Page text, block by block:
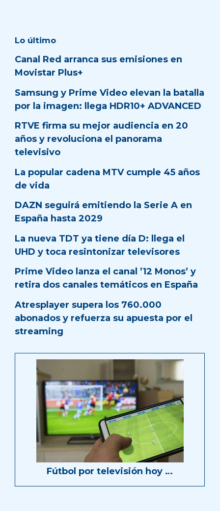
Lo último
Canal Red arranca sus emisiones en
Movistar Plus+
Samsung y Prime Video elevan la batalla
por la imagen: llega HDR10+ ADVANCED
RTVE firma su mejor audiencia en 20
años y revoluciona el panorama
televisivo
La popular cadena MTV cumple 45 años
de vida
DAZN seguirá emitiendo la Serie A en
España hasta 2029
La nueva TDT ya tiene día D: llega el
UHD y toca resintonizar televisores
Prime Video lanza el canal ’12 Monos’ y
retira dos canales temáticos en España
Atresplayer supera los 760.000
abonados y refuerza su apuesta por el
streaming
Fútbol por televisión hoy …